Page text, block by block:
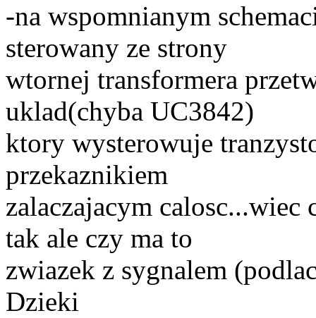
-na wspomnianym
sterowany ze strony
wtornej transformera
uklad(chyba UC3842)
ktory wysterowuje
przekaznikiem
zalaczajacym calosc...wiec
tak ale czy ma to
zwiazek z sygnalem
Dzieki